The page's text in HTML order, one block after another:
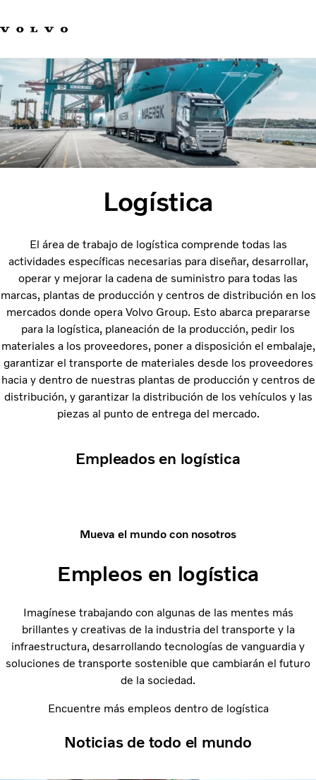
Innovación
Carreras
Sostenibilidad
Novedades y medios de comunicación
Acerca de nosotros
Logística
El área de trabajo de logística comprende todas las
actividades específicas necesarias para diseñar, desarrollar,
operar y mejorar la cadena de suministro para todas las
marcas, plantas de producción y centros de distribución en los
mercados donde opera Volvo Group. Esto abarca prepararse
para la logística, planeación de la producción, pedir los
materiales a los proveedores, poner a disposición el embalaje,
garantizar el transporte de materiales desde los proveedores
hacia y dentro de nuestras plantas de producción y centros de
distribución, y garantizar la distribución de los vehículos y las
piezas al punto de entrega del mercado.
Empleados en logística
Mueva el mundo con nosotros
Empleos en logística
Imagínese trabajando con algunas de las mentes más
brillantes y creativas de la industria del transporte y la
infraestructura, desarrollando tecnologías de vanguardia y
soluciones de transporte sostenible que cambiarán el futuro
de la sociedad.
Encuentre más empleos dentro de logística
Noticias de todo el mundo